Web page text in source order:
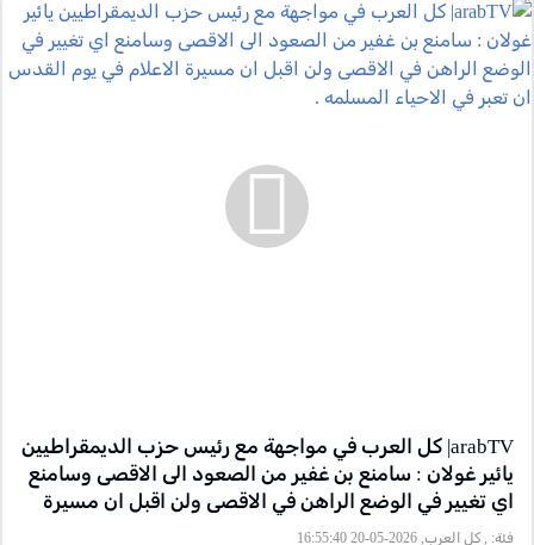
arabTV| كل العرب في مواجهة مع رئيس حزب الديمقراطيين
يائير غولان : سامنع بن غفير من الصعود الى الاقصى وسامنع
اي تغيير في الوضع الراهن في الاقصى ولن اقبل ان مسيرة
الاعلام في يوم القدس ان تعبر في الاحياء المسلمه .
فئة: , كل العرب, 2026-05-20 16:55:40